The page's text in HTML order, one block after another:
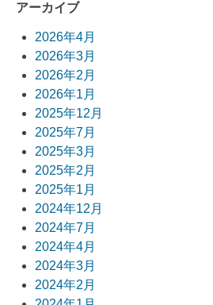
ビ
ゲ
ー
シ
ョ
ン
アーカイブ
2026年4月
2026年3月
2026年2月
2026年1月
2025年12月
2025年7月
2025年3月
2025年2月
2025年1月
2024年12月
2024年7月
2024年4月
2024年3月
2024年2月